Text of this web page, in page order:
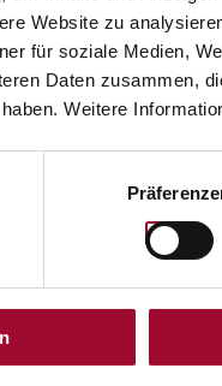
Website zu
für soziale Medien,
Daten zusammen,
Weitere
VALUE